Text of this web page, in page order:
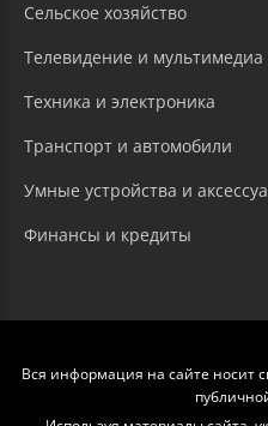
Сельское хозяйство
Телевидение и мультимедиа
Техника и электроника
Транспорт и автомобили
Умные устройства и
Финансы и кредиты
Вся информация на сайте носит